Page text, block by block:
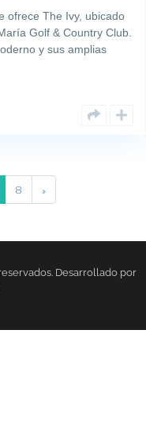
ofrece The Ivy, ubicado
Golf & Country Club.
y sus amplias
a través del Corredor
8 »
Desarrollado por